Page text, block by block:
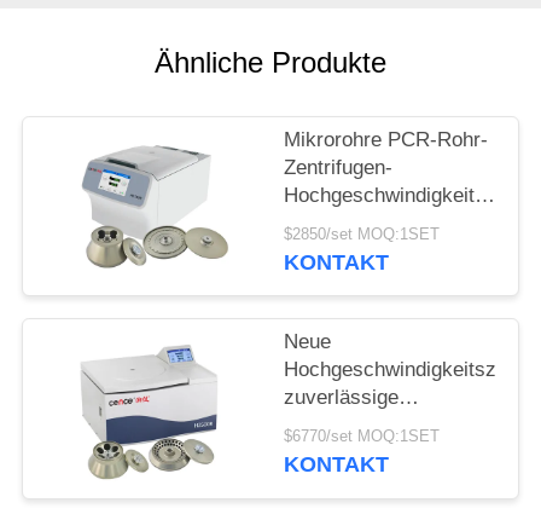
Ähnliche Produkte
Mikrorohre PCR-Rohr-
Zentrifugen-
H1750R
$2850/set MOQ:1SET
KONTAKT
Neue
zuverlässige
Zentrifugierung Cence
für Molekularbiologie
$6770/set MOQ:1SET
KONTAKT